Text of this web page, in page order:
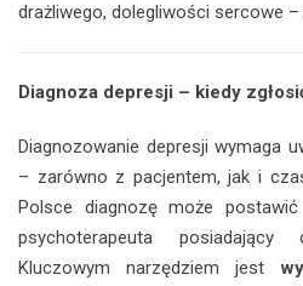
drażliwego, dolegliwości sercowe
Diagnoza depresji – kiedy
Diagnozowanie depresji wymaga
– zarówno z pacjentem, jak i
Polsce diagnozę może
psychoterapeuta posiadający
Kluczowym narzędziem jest